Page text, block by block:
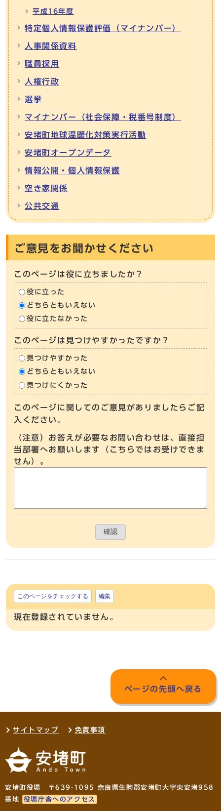
平成16年度
特定個人情報保護評価（マイナンバー）
人事関係資料
職員採用
人権行政
選挙
マイナンバー（社会保障・税番号制度）
安堵町地球温暖化対策実行活動
安堵町オープンデータ
情報公開・個人情報保護
空き家関係
公共交通
ご意見をお聞かせください
このページは役に立ちましたか？
役に立った
どちらともいえない
役に立たなかった
このページは見つけやすかったですか？
見つけやすかった
どちらともいえない
見つけにくかった
このページに関してのご意見がありましたらご記
入ください。
（注意）お答えが必要なお問い合わせは、直接担
当部署へお願いします（こちらではお受けできま
せん）。
確認
このページをチェックする 編集
現在登録されていません。
ページの先頭へ戻る
サイトマップ 免責事項
安堵町役場 〒639-1095 奈良県生駒郡安堵町大字東安堵958
番地
役場庁舎へのアクセス